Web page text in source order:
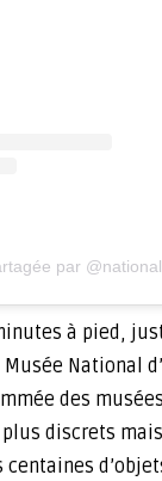
par
à pied,
National
des
plus discrets
centaines